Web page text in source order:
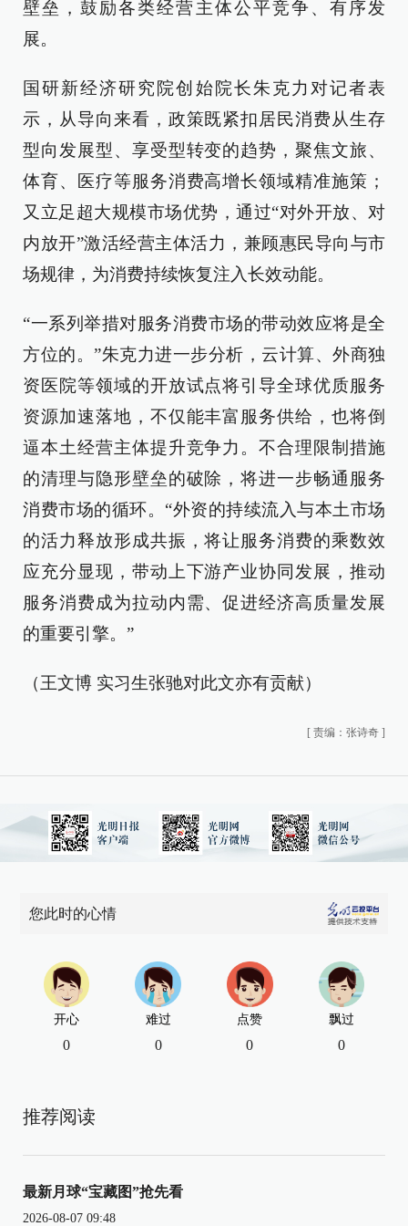
壁垒，鼓励各类经营主体公平竞争、有序发
展。
国研新经济研究院创始院长朱克力对记者表
示，从导向来看，政策既紧扣居民消费从生存
型向发展型、享受型转变的趋势，聚焦文旅、
体育、医疗等服务消费高增长领域精准施策；
又立足超大规模市场优势，通过“对外开放、对
内放开”激活经营主体活力，兼顾惠民导向与市
场规律，为消费持续恢复注入长效动能。
“一系列举措对服务消费市场的带动效应将是全
方位的。”朱克力进一步分析，云计算、外商独
资医院等领域的开放试点将引导全球优质服务
资源加速落地，不仅能丰富服务供给，也将倒
逼本土经营主体提升竞争力。不合理限制措施
的清理与隐形壁垒的破除，将进一步畅通服务
消费市场的循环。“外资的持续流入与本土市场
的活力释放形成共振，将让服务消费的乘数效
应充分显现，带动上下游产业协同发展，推动
服务消费成为拉动内需、促进经济高质量发展
的重要引擎。”
（王文博 实习生张驰对此文亦有贡献）
[ 责编：张诗奇 ]
您此时的心情
开心
0
难过
0
点赞
0
飘过
0
推荐阅读
最新月球“宝藏图”抢先看
2026-08-07 09:48